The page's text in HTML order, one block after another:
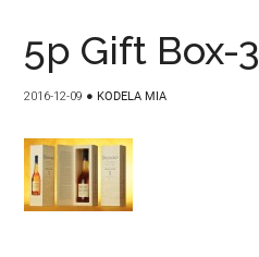
5p Gift Box-3
2016-12-09 ● KODELA MIA